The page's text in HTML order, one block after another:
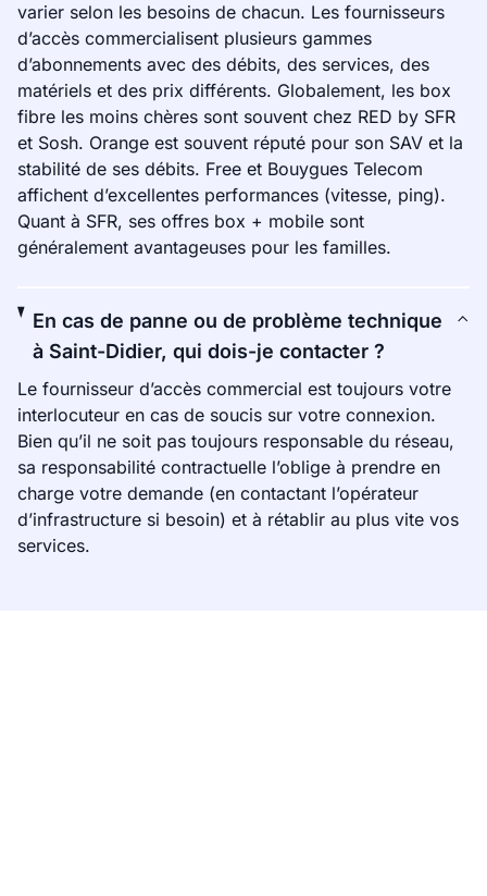
varier selon les besoins de chacun. Les fournisseurs
d’accès commercialisent plusieurs gammes
d’abonnements avec des débits, des services, des
matériels et des prix différents. Globalement, les box
fibre les moins chères sont souvent chez RED by SFR
et Sosh. Orange est souvent réputé pour son SAV et la
stabilité de ses débits. Free et Bouygues Telecom
affichent d’excellentes performances (vitesse, ping).
Quant à SFR, ses offres box + mobile sont
généralement avantageuses pour les familles.
En cas de panne ou de problème technique
à Saint-Didier, qui dois-je contacter ?
Le fournisseur d’accès commercial est toujours votre
interlocuteur en cas de soucis sur votre connexion.
Bien qu’il ne soit pas toujours responsable du réseau,
sa responsabilité contractuelle l’oblige à prendre en
charge votre demande (en contactant l’opérateur
d’infrastructure si besoin) et à rétablir au plus vite vos
services.